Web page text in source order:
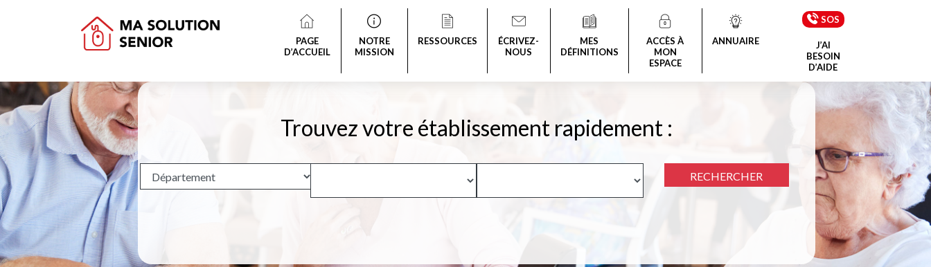
PAGE
D’ACCUEIL
NOTRE
MISSION
RESSOURCES
ÉCRIVEZ-
NOUS
MES
DÉFINITIONS
ACCÈS À
MON
ESPACE
ANNUAIRE
SOS
J’AI
BESOIN
D’AIDE
Trouvez votre établissement rapidement :
RECHERCHER